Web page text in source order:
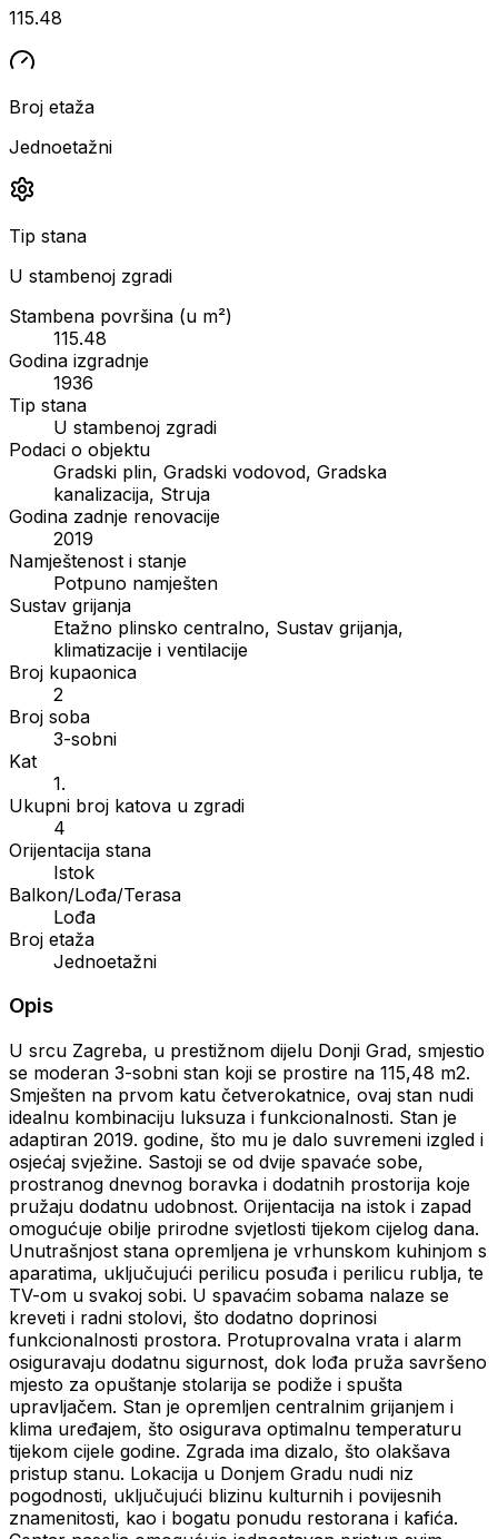
115.48
Broj etaža
Jednoetažni
Tip stana
U stambenoj zgradi
Stambena površina (u m²)
115.48
Godina izgradnje
1936
Tip stana
U stambenoj zgradi
Podaci o objektu
Gradski plin, Gradski vodovod, Gradska
kanalizacija, Struja
Godina zadnje renovacije
2019
Namještenost i stanje
Potpuno namješten
Sustav grijanja
Etažno plinsko centralno, Sustav grijanja,
klimatizacije i ventilacije
Broj kupaonica
2
Broj soba
3-sobni
Kat
1.
Ukupni broj katova u zgradi
4
Orijentacija stana
Istok
Balkon/Lođa/Terasa
Lođa
Broj etaža
Jednoetažni
Opis
U srcu Zagreba, u prestižnom dijelu Donji Grad, smjestio
se moderan 3-sobni stan koji se prostire na 115,48 m2.
Smješten na prvom katu četverokatnice, ovaj stan nudi
idealnu kombinaciju luksuza i funkcionalnosti. Stan je
adaptiran 2019. godine, što mu je dalo suvremeni izgled i
osjećaj svježine. Sastoji se od dvije spavaće sobe,
prostranog dnevnog boravka i dodatnih prostorija koje
pružaju dodatnu udobnost. Orijentacija na istok i zapad
omogućuje obilje prirodne svjetlosti tijekom cijelog dana.
Unutrašnjost stana opremljena je vrhunskom kuhinjom s
aparatima, uključujući perilicu posuđa i perilicu rublja, te
TV-om u svakoj sobi. U spavaćim sobama nalaze se
kreveti i radni stolovi, što dodatno doprinosi
funkcionalnosti prostora. Protuprovalna vrata i alarm
osiguravaju dodatnu sigurnost, dok lođa pruža savršeno
mjesto za opuštanje stolarija se podiže i spušta
upravljačem. Stan je opremljen centralnim grijanjem i
klima uređajem, što osigurava optimalnu temperaturu
tijekom cijele godine. Zgrada ima dizalo, što olakšava
pristup stanu. Lokacija u Donjem Gradu nudi niz
pogodnosti, uključujući blizinu kulturnih i povijesnih
znamenitosti, kao i bogatu ponudu restorana i kafića.